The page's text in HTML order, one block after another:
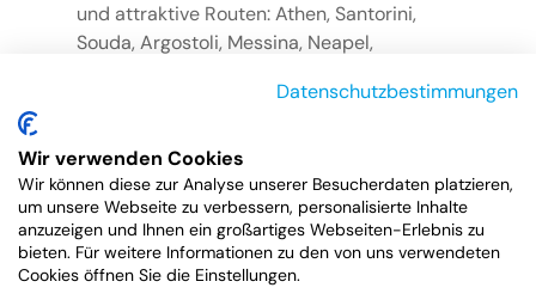
und attraktive Routen: Athen, Santorini,
Souda, Argostoli, Messina, Neapel,
sorgfältig ausgewählt um die perfekte
See zu schaffen. Kommen Sie an Bord.
Weitere Informationen und Buchung hier
Datenschutzbestimmungen
Wir verwenden Cookies
Wir können diese zur Analyse unserer Besucherdaten platzieren,
um unsere Webseite zu verbessern, personalisierte Inhalte
anzuzeigen und Ihnen ein großartiges Webseiten-Erlebnis zu
bieten. Für weitere Informationen zu den von uns verwendeten
Cookies öffnen Sie die Einstellungen.